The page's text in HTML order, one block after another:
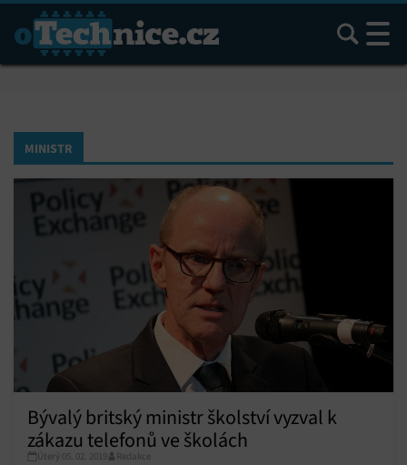
Hledat
MINISTR
Bývalý britský ministr školství vyzval k
zákazu telefonů ve školách
Úterý 05. 02. 2019 Redakce